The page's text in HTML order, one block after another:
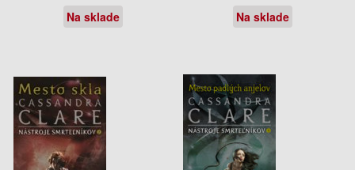
Na sklade Na sklade